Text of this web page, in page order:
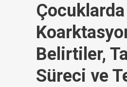
Belirtiler,
Süreci ve